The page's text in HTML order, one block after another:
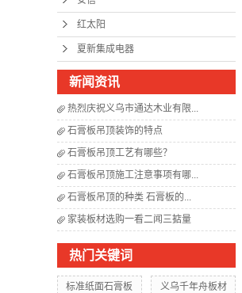
红太阳
夏新集成电器
新闻资讯
热烈庆祝义乌市通达木业有限...
石膏板吊顶装饰的特点
石膏板吊顶工艺有哪些？
石膏板吊顶施工注意事项有哪...
石膏板吊顶的种类 石膏板的...
家装板材选购一看二闻三掂量
热门关键词
标准纸面石膏板 义乌千年舟板材